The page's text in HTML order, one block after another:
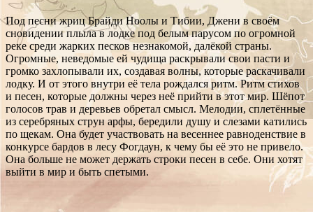
Под песни жриц Брайди Ноолы и Тибии, Джени в своём
сновидении плыла в лодке под белым парусом по огромной
реке среди жарких песков незнакомой, далёкой страны.
Огромные, неведомые ей чудища раскрывали свои пасти и
громко захлопывали их, создавая волны, которые раскачивали
лодку. И от этого внутри её тела рождался ритм. Ритм стихов
и песен, которые должны через неё прийти в этот мир. Шёпот
голосов трав и деревьев обретал смысл. Мелодии, сплетённые
из серебряных струн арфы, бередили душу и слезами катились
по щекам. Она будет участвовать на весеннее равноденствие в
конкурсе бардов в лесу Фогдаун, к чему бы её это не привело.
Она больше не может держать строки песен в себе. Они хотят
выйти в мир и быть спетыми.